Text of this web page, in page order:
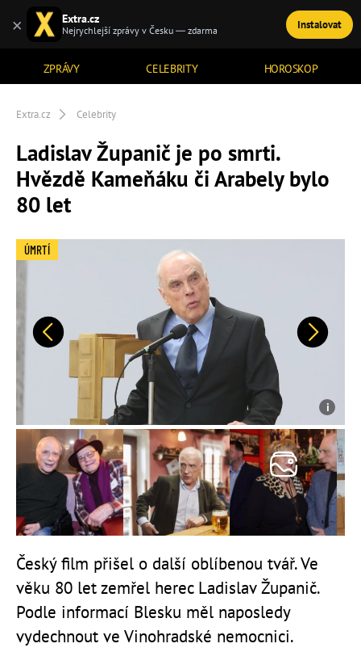
ZPRÁVY CELEBRITY HOROSKOP
TÉMATA
Extra.cz Celebrity
Ladislav Županič je po smrti.
Hvězdě Kameňáku či Arabely bylo
80 let
Předchozí Další
ÚMRTÍ
Český film přišel o další oblíbenou tvář. Ve
věku 80 let zemřel herec Ladislav Županič.
Podle informací Blesku měl naposledy
vydechnout ve Vinohradské nemocnici.
× Extra.cz
Nejrychlejší zprávy v Česku — zdarma Instalovat